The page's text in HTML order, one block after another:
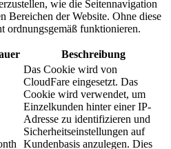
wie die Seitennavigation
Bereichen der Website. Ohne diese
ordnungsgemäß funktionieren.
Beschreibung
Das Cookie wird von
CloudFare eingesetzt. Das
Cookie wird verwendet, um
Einzelkunden hinter einer IP-
Adresse zu identifizieren und
Sicherheitseinstellungen auf
Kundenbasis anzulegen. Dies